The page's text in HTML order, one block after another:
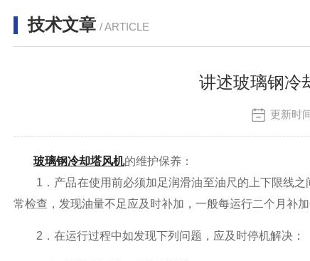
技术文章 / ARTICLE
讲述玻璃钢冷
更新时
玻璃钢冷却塔风机的维护保养：
1．产品在使用前必须加足润滑油至油尺的上下限线之
常检查，发现油量不足应及时补加，一般每运行二个月补
2．在运行过程中如发现下列问题，应及时停机解决：